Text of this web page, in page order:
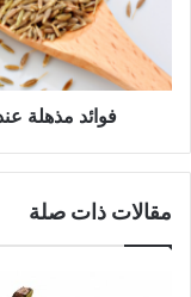
الكمون
قبل
النوم
فوائد مذهلة
مقالات ذات صلة